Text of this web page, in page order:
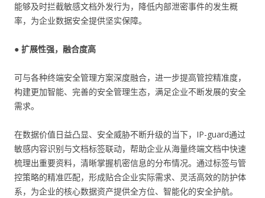
能够及时拦截敏感文档外发行为，降低内部泄密事件的发生概
率，为企业数据安全提供坚实保障。
● 扩展性强，融合度高
可与各种终端安全管理方案深度融合，进一步提高管控精准度，
构建更加智能、完善的安全管理生态，满足企业不断发展的安全
需求。
在数据价值日益凸显、安全威胁不断升级的当下，IP-guard通过
敏感内容识别与文档标签联动，帮助企业从海量终端文档中快速
梳理出重要资料，清晰掌握机密信息的分布情况。通过标签与管
控策略的精准匹配，形成贴合企业实际需求、灵活高效的防护体
系，为企业的核心数据资产提供全方位、智能化的安全护航。